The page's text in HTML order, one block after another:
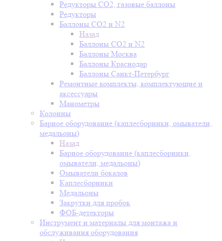
Редукторы СО2, газовые баллоны
Редукторы
Баллоны СО2 и N2
Назад
Баллоны СО2 и N2
Баллоны Москва
Баллоны Краснодар
Баллоны Санкт-Петербург
Ремонтные комплекты, комплектующие и
аксессуары
Манометры
Колонны
Барное оборудование (каплесборники, омыватели,
медальоны)
Назад
Барное оборудование (каплесборники,
омыватели, медальоны)
Омыватели бокалов
Каплесборники
Медальоны
Закрутки для пробок
ФОБ-детекторы
Инструмент и материалы для монтажа и
обслуживания оборудования